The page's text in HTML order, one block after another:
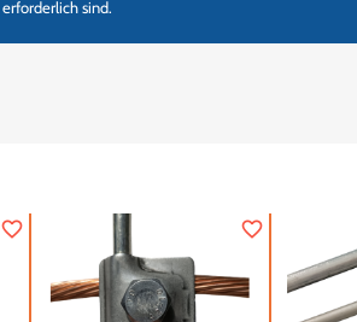
erforderlich sind.
favorite_border favorite_border